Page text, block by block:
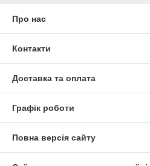
Про нас
Контакти
Доставка та оплата
Графік роботи
Повна версія сайту